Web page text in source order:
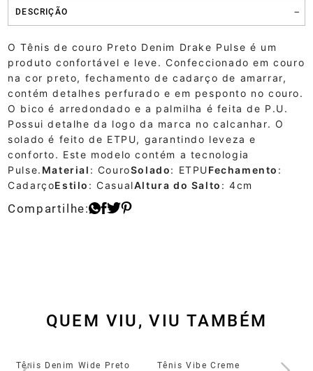
DESCRIÇÃO
O Tênis de couro Preto Denim Drake Pulse é um
produto confortável e leve. Confeccionado em couro
na cor preto, fechamento de cadarço de amarrar,
contém detalhes perfurado e em pesponto no couro.
O bico é arredondado e a palmilha é feita de P.U.
Possui detalhe da logo da marca no calcanhar. O
solado é feito de ETPU, garantindo leveza e
conforto. Este modelo contém a tecnologia
Pulse. Material : CouroSolado: ETPUFechamento :
CadarçoEstilo : CasualAltura do Salto : 4cm
QUEM VIU, VIU TAMBÉM
Tênis Denim Wide Preto Tênis Vibe Creme